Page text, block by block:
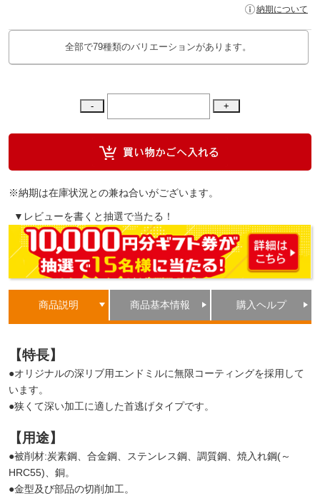
納期について
全部で79種類のバリエーションがあります。
※納期は在庫状況との兼ね合いがございます。
▼レビューを書くと抽選で当たる！
商品説明 商品基本情報 購入ヘルプ
【特長】
●オリジナルの深リブ用エンドミルに無限コーティングを採用して
います。
●狭くて深い加工に適した首逃げタイプです。
【用途】
●被削材:炭素鋼、合金鋼、ステンレス鋼、調質鋼、焼入れ鋼(～
HRC55)、銅。
●金型及び部品の切削加工。